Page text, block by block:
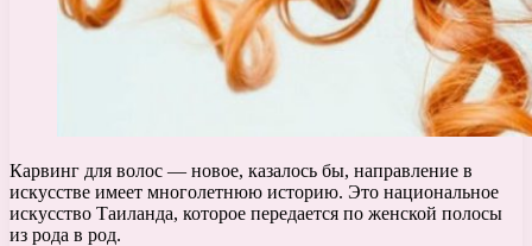
Карвинг для волос — новое, казалось бы, направление в
искусстве имеет многолетнюю историю. Это национальное
искусство Таиланда, которое передается по женской полосы
из рода в род.